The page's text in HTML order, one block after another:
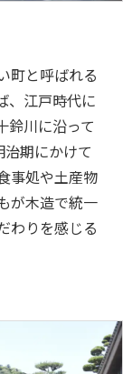
町と呼ばれる
、江戸時代に
鈴川に沿って
期にかけて
事処や土産物
が木造で統一
わりを感じる